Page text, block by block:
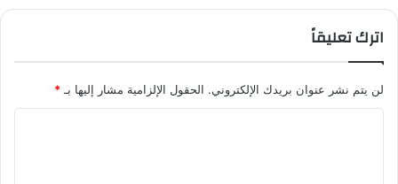
اترك تعليقاً
لن يتم نشر عنوان بريدك الإلكتروني. الحقول الإلزامية مشار إليها بـ *